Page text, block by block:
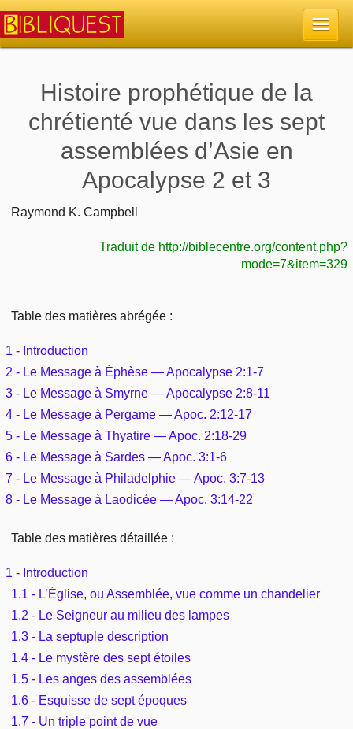
Retour à l'accueil
Sujets d'actualité
Autres sites chrétiens
Paramètres
La Bible
Lisez la Bible
Études et commentaires par passage
Versets Classés
Lecture Journalière
L'Évangile, le Salut
Mort, résurrection
L'Église, l'Assemblée
Prophétie
Sanctification
Vie pratique
Mariage, famille
Sujets de A à Z
Commentaires
Personnages bibliques
Commentaires journaliers
COURS Bibliques - GUIDES de lecture
Pour débuter
Rechercher dans le site
Sujets de A à Z
Ouvrages de A à Z
Auteurs de A à Z
Rechercher dans la Bible
Dictionnaires bibliques
Sommaires
Aperçus Livres de la Bible
Autres FAQ
Histoire prophétique de la
chrétienté vue dans les sept
assemblées d’Asie en
Apocalypse 2 et 3
Raymond K. Campbell
Traduit de http://biblecentre.org/content.php?
mode=7&item=329
Table des matières abrégée :
1 - Introduction
2 - Le Message à Éphèse — Apocalypse 2:1-7
3 - Le Message à Smyrne — Apocalypse 2:8-11
4 - Le Message à Pergame — Apoc. 2:12-17
5 - Le Message à Thyatire — Apoc. 2:18-29
6 - Le Message à Sardes — Apoc. 3:1-6
7 - Le Message à Philadelphie — Apoc. 3:7-13
8 - Le Message à Laodicée — Apoc. 3:14-22
Table des matières détaillée :
1 - Introduction
1.1 - L’Église, ou Assemblée, vue comme un chandelier
1.2 - Le Seigneur au milieu des lampes
1.3 - La septuple description
1.4 - Le mystère des sept étoiles
1.5 - Les anges des assemblées
1.6 - Esquisse de sept époques
1.7 - Un triple point de vue